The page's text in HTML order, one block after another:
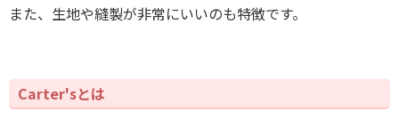
また、生地や縫製が非常にいいのも特徴です。
Carter'sとは